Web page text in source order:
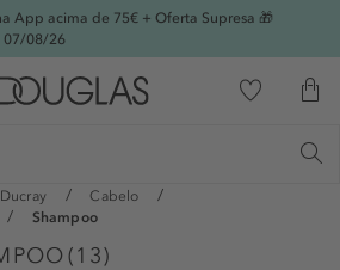
App acima de 75€ + Oferta Supresa 🎁
07/08/26
Ducray
Cabelo
Shampoo
(13)